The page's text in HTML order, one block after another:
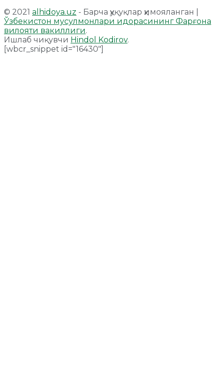
© 2021 alhidoya.uz - Барча ҳуқуқлар ҳимояланган |
Ўзбекистон мусулмонлари идорасининг Фарғона
вилояти вакиллиги.
Ишлаб чиқувчи Hindol Kodirov.
[wbcr_snippet id="16430"]